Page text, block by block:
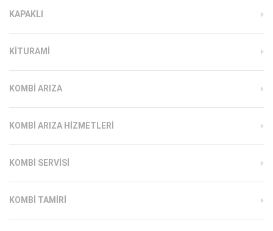
KAPAKLI
KITURAMI
KOMBI ARIZA
KOMBI ARIZA HIZMETLERI
KOMBI SERVISI
KOMBI TAMIRI